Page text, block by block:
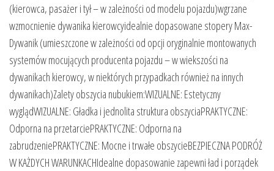
(kierowca, pasażer i tył – w zależności od modelu pojazdu)wgrzane
wzmocnienie dywanika kierowcyidealnie dopasowane stopery Max-
Dywanik (umieszczone w zależności od opcji oryginalnie montowanych
systemów mocujących producenta pojazdu – w wiekszości na
dywanikach kierowcy, w niektórych przypadkach również na innych
dywanikach)Zalety obszycia nubukiem:WIZUALNE: Estetyczny
wyglądWIZUALNE: Gładka i jednolita struktura obszyciaPRAKTYCZNE:
Odporna na przetarciePRAKTYCZNE: Odporna na
zabrudzeniePRAKTYCZNE: Mocne i trwałe obszycieBEZPIECZNA PODRÓŻ
W KAŻDYCH WARUNKACHIdealne dopasowanie zapewni ład i porządek